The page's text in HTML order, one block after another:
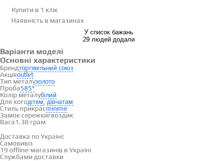
Купити в 1 клік
Наявність в магазинах
У список бажань
29 людей додали
Варіанти моделі
Основні характеристики
Брендторгівельний союз
Акціяoutlet
Тип металузолото
Проба585°
Колір металубілий
Для когодітям,дівчатам
Стиль прикрасminime
Замок сережкигвоздик
Вага1.38 грам
Доставка і оплата
Доставка по Україні:
Самовивіз
19 offline-магазинів в Україні
Службами доставки